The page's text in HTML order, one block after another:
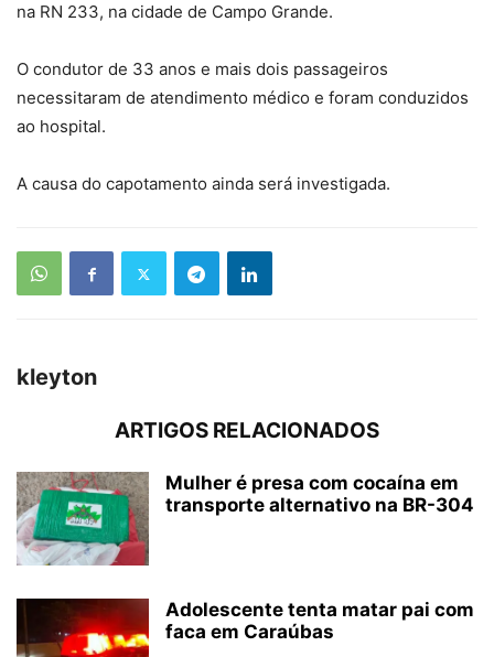
na RN 233, na cidade de Campo Grande.
O condutor de 33 anos e mais dois passageiros
necessitaram de atendimento médico e foram conduzidos
ao hospital.
A causa do capotamento ainda será investigada.
kleyton
ARTIGOS RELACIONADOS
Mulher é presa com cocaína em
transporte alternativo na BR-304
Adolescente tenta matar pai com
faca em Caraúbas